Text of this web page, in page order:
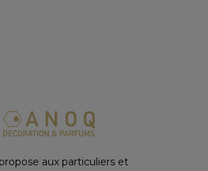
aux particuliers et